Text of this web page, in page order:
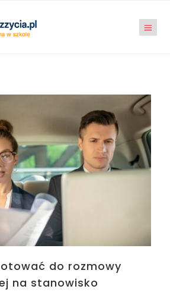
do rozmowy
na stanowisko